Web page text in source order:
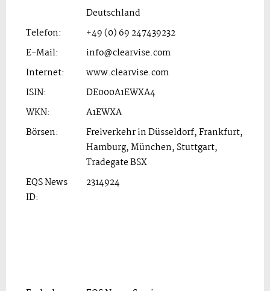
Deutschland
Telefon:
+49 (0) 69 247439232
E-Mail:
info@clearvise.com
Internet:
www.clearvise.com
ISIN:
DE000A1EWXA4
WKN:
A1EWXA
Börsen:
Freiverkehr in Düsseldorf, Frankfurt,
Hamburg, München, Stuttgart,
Tradegate BSX
EQS News
ID:
2314924